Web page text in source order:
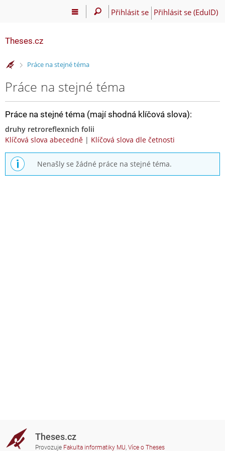
Přihlásit se Přihlásit se (EduID)
Theses.cz
>Práce na stejné téma
Práce na stejné téma
Práce na stejné téma (mají shodná klíčová slova):
druhy retroreflexnich folii
Klíčová slova abecedně | Klíčová slova dle četnosti
Nenašly se žádné práce na stejné téma.
Theses.cz
Provozuje Fakulta informatiky MU, Více o Theses